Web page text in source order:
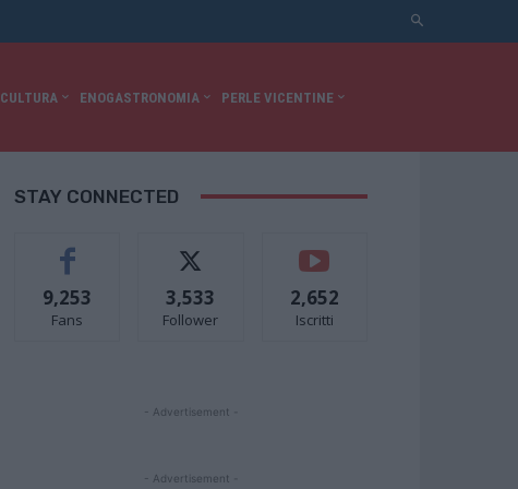
CULTURA ENOGASTRONOMIA PERLE VICENTINE
STAY CONNECTED
9,253
Fans
3,533
Follower
2,652
Iscritti
- Advertisement -
- Advertisement -